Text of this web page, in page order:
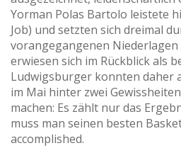
Yorman Polas Bartolo leistete
Job) und setzten sich dreimal
vorangegangenen
erwiesen sich im Rückblick als
Ludwigsburger konnten daher
im Mai hinter zwei
machen: Es zählt nur das
muss man seinen besten
accomplished.